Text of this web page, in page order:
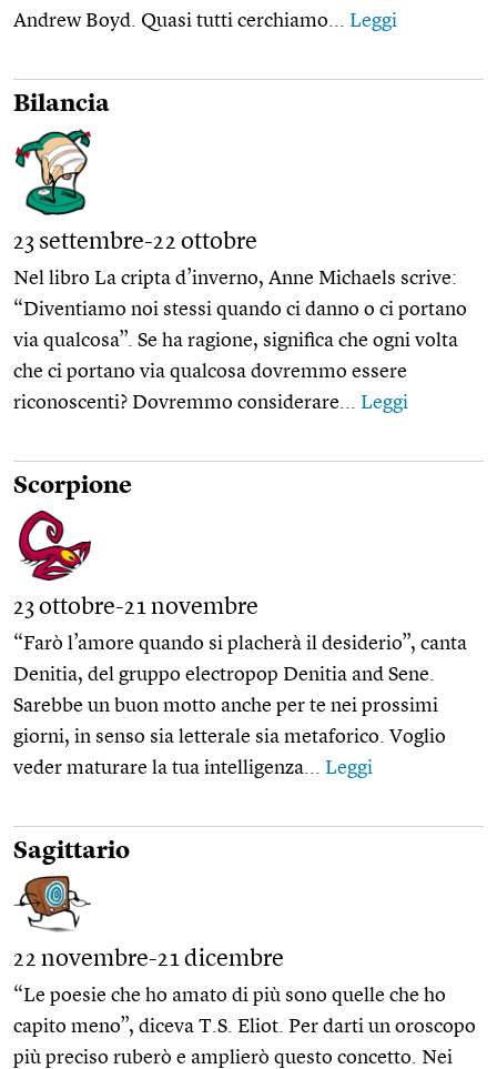
Andrew Boyd. Quasi tutti cerchiamo... Leggi
Bilancia
23 settembre-22 ottobre
Nel libro La cripta d’inverno, Anne Michaels scrive:
“Diventiamo noi stessi quando ci danno o ci portano
via qualcosa”. Se ha ragione, significa che ogni volta
che ci portano via qualcosa dovremmo essere
riconoscenti? Dovremmo considerare... Leggi
Scorpione
23 ottobre-21 novembre
“Farò l’amore quando si placherà il desiderio”, canta
Denitia, del gruppo electropop Denitia and Sene.
Sarebbe un buon motto anche per te nei prossimi
giorni, in senso sia letterale sia metaforico. Voglio
veder maturare la tua intelligenza... Leggi
Sagittario
22 novembre-21 dicembre
“Le poesie che ho amato di più sono quelle che ho
capito meno”, diceva T.S. Eliot. Per darti un oroscopo
più preciso ruberò e amplierò questo concetto. Nei